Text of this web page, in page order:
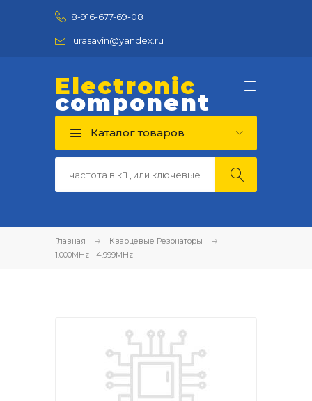
8-916-677-69-08
urasavin@yandex.ru
Electronic
component
Каталог товаров
Главная
Кварцевые Резонаторы
1.000MHz - 4.999MHz